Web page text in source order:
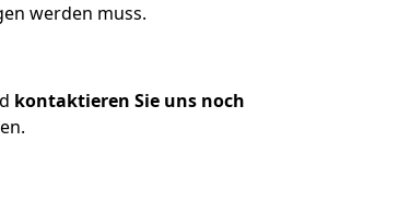
werden muss.
kontaktieren Sie uns noch